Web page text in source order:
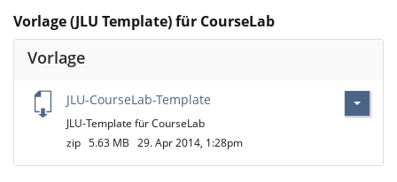
Vorlage (JLU Template) für CourseLab
Vorlage
JLU-CourseLab-Template
JLU-Template für CourseLab
zip 5.63 MB 29. Apr 2014, 1:28pm